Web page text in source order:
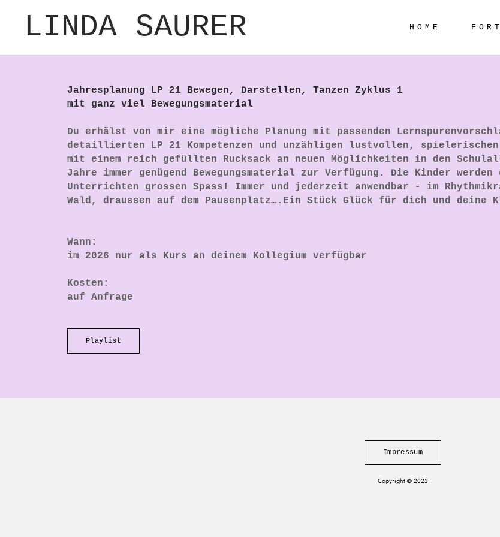
LINDA SAURER HOME
Jahresplanung LP 21 Bewegen, Darstellen, Tanzen Zyklus 1
mit ganz viel Bewegungsmaterial
Du erhälst von mir eine mögliche Planung mit passenden
detaillierten LP 21 Kompetenzen und unzähligen lustvollen,
mit einem reich gefüllten Rucksack an neuen Möglichkeiten in den
Jahre immer genügend Bewegungsmaterial zur Verfügung. Die Kinder
Unterrichten grossen Spass! Immer und jederzeit anwendbar - im
Wald, draussen auf dem Pausenplatz….Ein Stück Glück für dich und deine
Wann:
im 2026 nur als Kurs an deinem Kollegium verfügbar
Kosten:
auf Anfrage
Playlist
Impressum
Copyright © 2023